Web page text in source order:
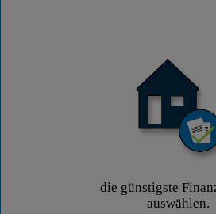
die günstigste
auswählen.